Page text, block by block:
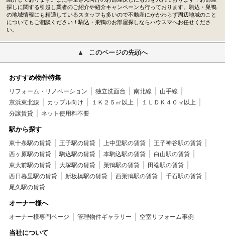
探しに関する引越し業者のご紹介や紹介キャンペーンも行っております。駒込・巣鴨
の地域情報にも精通しているスタッフも多いので不動産にかかわらず周辺地域のこと
についてもご相談ください！駒込・巣鴨のお部屋探しならハウスマへお任せくださ
い。
このページの先頭へ
おすすめ物件特集
リフォーム・リノベーション 独立洗面台 南北線
山手線
京浜東北線
カップル向け １Ｋ２５㎡以上
１ＬＤＫ４０㎡以上
分譲賃貸
ネット使用料不要
駅から探す
東十条駅の賃貸 王子駅の賃貸 上中里駅の賃貸
王子神谷駅の賃貸
西ヶ原駅の賃貸
駒込駅の賃貸 本駒込駅の賃貸
白山駅の賃貸
東大前駅の賃貸
大塚駅の賃貸 巣鴨駅の賃貸
田端駅の賃貸
西日暮里駅の賃貸
新板橋駅の賃貸 西巣鴨駅の賃貸
千石駅の賃貸
尾久駅の賃貸
オーナー様へ
オーナー様専門ページ 管理物件ギャラリー 空室リフォーム事例
当社について